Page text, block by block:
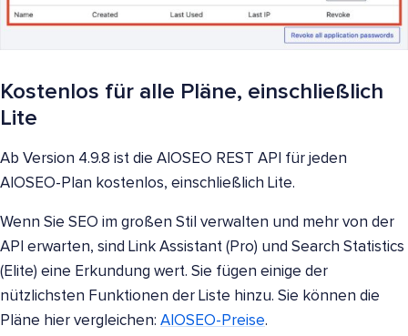
Kostenlos für alle Pläne, einschließlich
Lite
Ab Version 4.9.8 ist die AIOSEO REST API für jeden
AIOSEO-Plan kostenlos, einschließlich Lite.
Wenn Sie SEO im großen Stil verwalten und mehr von der
API erwarten, sind Link Assistant (Pro) und Search Statistics
(Elite) eine Erkundung wert. Sie fügen einige der
nützlichsten Funktionen der Liste hinzu. Sie können die
Pläne hier vergleichen: AIOSEO-Preise.